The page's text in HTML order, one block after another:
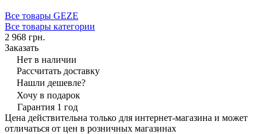
Все товары GEZE
Все товары категории
2 968 грн.
Заказать
Нет в наличии
Рассчитать доставку
Нашли дешевле?
Хочу в подарок
Гарантия 1 год
Цена действительна только для интернет-магазина и может
отличаться от цен в розничных магазинах